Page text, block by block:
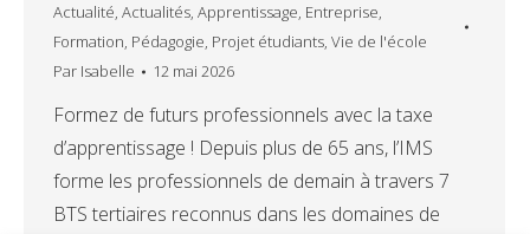
Actualité, Actualités, Apprentissage, Entreprise,
Formation, Pédagogie, Projet étudiants, Vie de l'école
Par Isabelle 12 mai 2026
Formez de futurs professionnels avec la taxe
d’apprentissage ! Depuis plus de 65 ans, l’IMS
forme les professionnels de demain à travers 7
BTS tertiaires reconnus dans les domaines de